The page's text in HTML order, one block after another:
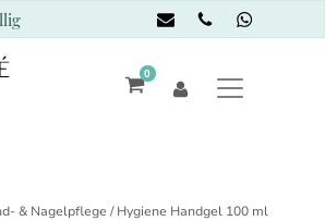
0
& Nagelpflege / Hygiene Handgel 100 ml